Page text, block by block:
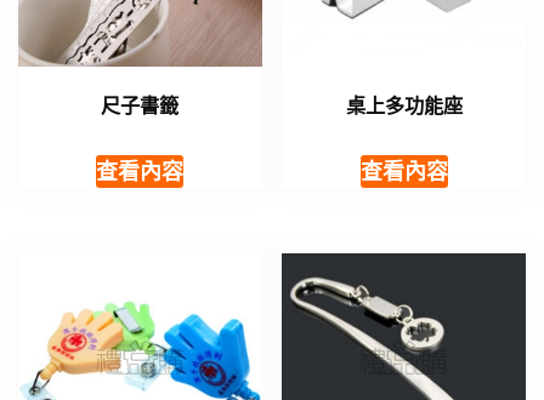
尺子書籤
查看內容
桌上多功能座
查看內容